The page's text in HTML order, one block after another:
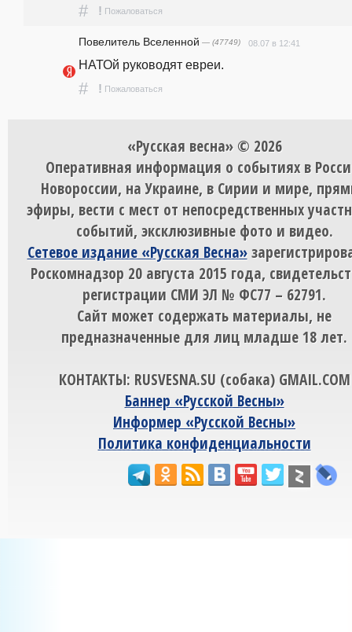
# ! Пожаловаться
Повелитель Вселенной — (47749) 08.07 в 12:41
НАТОй руководят евреи.
# ! Пожаловаться
«Русская весна» © 2026
Оперативная информация о событиях в
Новороссии, на Украине, в Сирии и мире,
эфиры, вести с мест от непосредственных
событий, эксклюзивные фото и видео.
Сетевое издание «Русская Весна»
Роскомнадзор 20 августа 2015 года,
регистрации СМИ ЭЛ № ФС77 – 62791.
Сайт может содержать материалы, не
предназначенные для лиц младше 18 лет.
КОНТАКТЫ: RUSVESNA.SU (собака) GMAIL.COM
Баннер «Русской Весны»
Информер «Русской Весны»
Политика конфиденциальности